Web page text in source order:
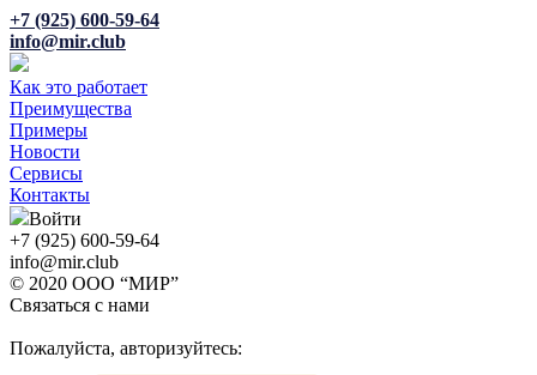
+7 (925) 600-59-64
info@mir.club
Как это работает
Преимущества
Примеры
Новости
Сервисы
Контакты
Войти
+7 (925) 600-59-64
info@mir.club
© 2020 ООО “МИР”
Связаться с нами
Пожалуйста, авторизуйтесь: